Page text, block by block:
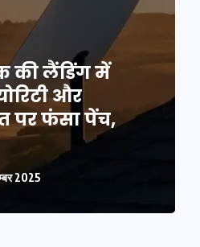
की लैंडिंग में
और
पर फंसा पेंच,
2025